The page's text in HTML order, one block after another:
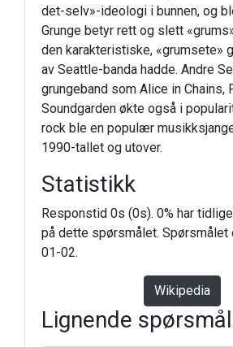
det-selv»-ideologi i bunnen, og
Grunge betyr rett og slett
den karakteristiske, «grumsete»
av Seattle-banda hadde. Andre
grungeband som Alice in Chains,
Soundgarden økte også i
rock ble en populær
1990-tallet og utover.
Statistikk
Responstid 0s (0s). 0% har
på dette spørsmålet. Spørsmålet
01-02.
Wikipedia
Lignende spørsmål